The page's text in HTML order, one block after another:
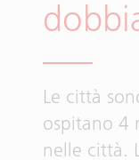
Le città
ospitano 4
nelle città.